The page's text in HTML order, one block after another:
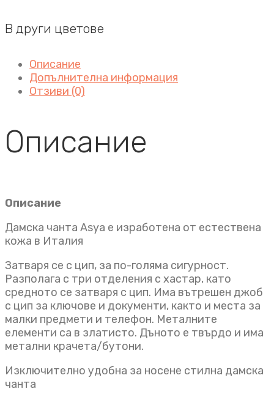
В други цветове
Описание
Допълнителна информация
Отзиви (0)
Описание
Описание
Дамска чанта Asya е изработена от естествена
кожа в Италия
Затваря се с цип, за по-голяма сигурност.
Разполага с три отделения с хастар, като
средното се затваря с цип. Има вътрешен джоб
с цип за ключове и документи, както и места за
малки предмети и телефон. Металните
елементи са в златисто. Дъното е твърдо и има
метални крачета/бутони.
Изключително удобна за носене стилна дамска
чанта